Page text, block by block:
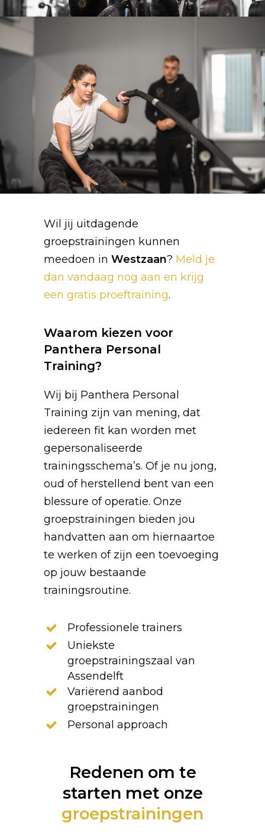
Wil jij uitdagende
groepstrainingen kunnen
meedoen in Westzaan? Meld je
dan vandaag nog aan en krijg
een gratis proeftraining.
Waarom kiezen voor
Panthera Personal
Training?
Wij bij Panthera Personal
Training zijn van mening, dat
iedereen fit kan worden met
gepersonaliseerde
trainingsschema’s. Of je nu jong,
oud of herstellend bent van een
blessure of operatie. Onze
groepstrainingen bieden jou
handvatten aan om hiernaartoe
te werken of zijn een toevoeging
op jouw bestaande
trainingsroutine.
Professionele trainers
Uniekste
groepstrainingszaal van
Assendelft
Variërend aanbod
groepstrainingen
Personal approach
Redenen om te
starten met onze
groepstrainingen